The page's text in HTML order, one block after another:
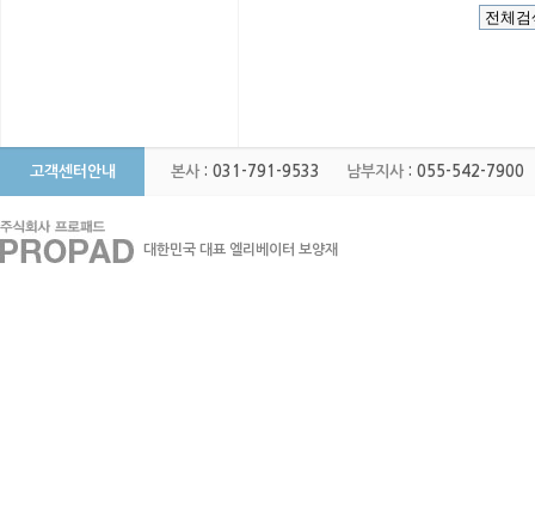
고객센터안내 본사: 031-791-9533 남부지사: 055-542-7900
대한민국 대표 엘리베이터 보양재